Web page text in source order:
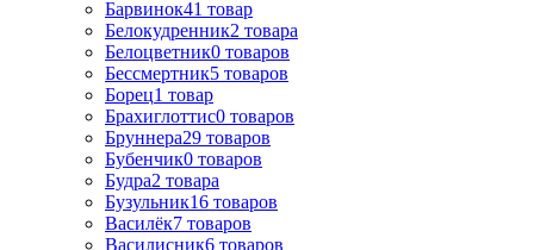
Барвинок41 товар
Белокудренник2 товара
Белоцветник0 товаров
Бессмертник5 товаров
Борец1 товар
Брахиглоттис0 товаров
Бруннера29 товаров
Бубенчик0 товаров
Будра2 товара
Бузульник16 товаров
Василёк7 товаров
Василисник6 товаров